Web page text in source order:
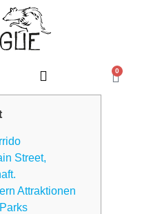
0
Street,
Attraktionen